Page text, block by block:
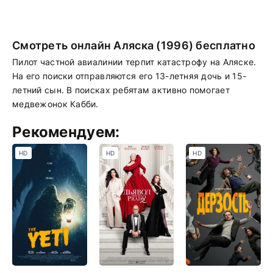
Смотреть онлайн Аляска (1996) бесплатно
Пилот частной авиалинии терпит катастрофу на Аляске.
На его поиски отправляются его 13-летняя дочь и 15-
летний сын. В поисках ребятам активно помогает
медвежонок Кабби.
Рекомендуем:
HD HD HD